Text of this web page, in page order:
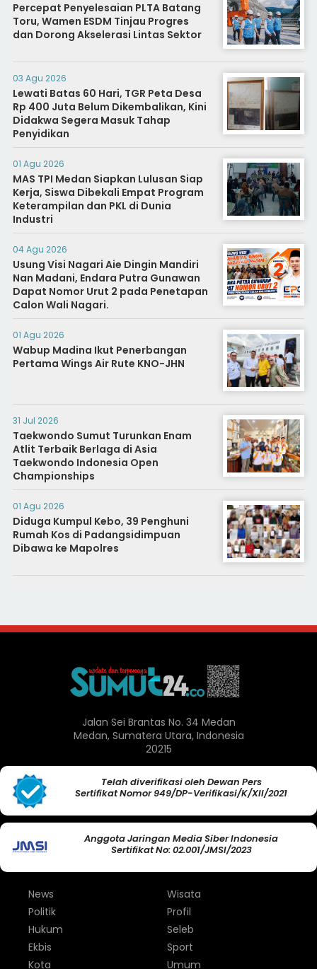
Percepat Penyelesaian PLTA Batang
Toru, Wamen ESDM Tinjau Progres
dan Dorong Akselerasi Lintas Sektor
03 Agu 2026
Lewati Batas 60 Hari, TGR Peta Desa
Rp 400 Juta Belum Dikembalikan, Kini
Didakwa Segera Masuk Tahap
Penyidikan
01 Agu 2026
MAS TPI Medan Siapkan Lulusan Siap
Kerja, Siswa Dibekali Empat Program
Keterampilan dan PKL di Dunia
Industri
04 Agu 2026
Usung Visi Nagari Aie Dingin Mandiri
Nan Madani, Endara Putra Gunawan
Dapat Nomor Urut 2 pada Penetapan
Calon Wali Nagari.
01 Agu 2026
Wabup Madina Ikut Penerbangan
Pertama Wings Air Rute KNO-JHN
31 Jul 2026
Taekwondo Sumut Turunkan Enam
Atlit Terbaik Berlaga di Asia
Taekwondo Indonesia Open
Championships
01 Agu 2026
Diduga Kumpul Kebo, 39 Penghuni
Rumah Kos di Padangsidimpuan
Dibawa ke Mapolres
Jalan Sei Brantas No. 34 Medan
Medan, Sumatera Utara, Indonesia
20215
Telah diverifikasi oleh Dewan Pers
Sertifikat Nomor 949/DP-Verifikasi/K/XII/2021
Anggota Jaringan Media Siber Indonesia
Sertifikat No: 02.001/JMSI/2023
News
Politik
Hukum
Ekbis
Kota
Wisata
Profil
Seleb
Sport
Umum